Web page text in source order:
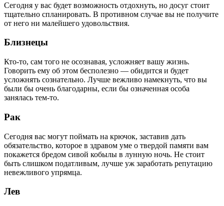
Сегодня у вас будет возможность отдохнуть, но досуг стоит
тщательно спланировать. В противном случае вы не получите
от него ни малейшего удовольствия.
Близнецы
Кто-то, сам того не осознавая, усложняет вашу жизнь.
Говорить ему об этом бесполезно — обидится и будет
усложнять сознательно. Лучше вежливо намекнуть, что вы
были бы очень благодарны, если бы означенная особа
занялась тем-то.
Рак
Сегодня вас могут поймать на крючок, заставив дать
обязательство, которое в здравом уме о твердой памяти вам
покажется бредом сивой кобылы в лунную ночь. Не стоит
быть слишком податливым, лучше уж заработать репутацию
невежливого упрямца.
Лев